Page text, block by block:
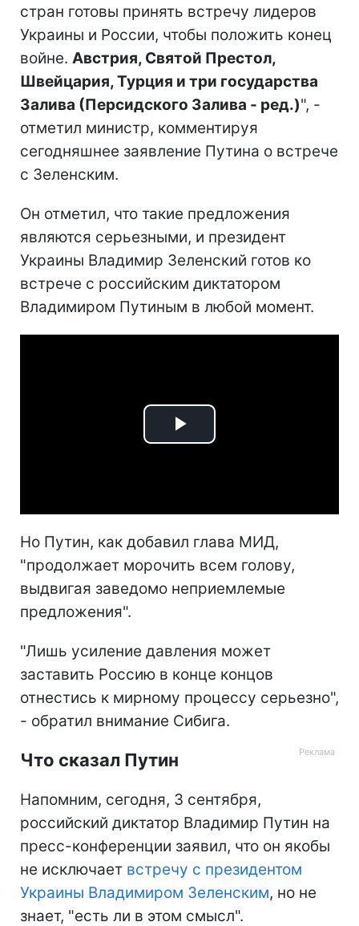
стран готовы принять встречу лидеров
Украины и России, чтобы положить конец
войне. Австрия, Святой Престол,
Швейцария, Турция и три государства
Залива (Персидского Залива - ред.)", -
отметил министр, комментируя
сегодняшнее заявление Путина о встрече
с Зеленским.
Он отметил, что такие предложения
являются серьезными, и президент
Украины Владимир Зеленский готов ко
встрече с российским диктатором
Владимиром Путиным в любой момент.
Play
Но Путин, как добавил глава МИД,
"продолжает морочить всем голову,
выдвигая заведомо неприемлемые
предложения".
"Лишь усиление давления может
заставить Россию в конце концов
отнестись к мирному процессу серьезно",
- обратил внимание Сибига.
Что сказал Путин
Напомним, сегодня, 3 сентября,
российский диктатор Владимир Путин на
пресс-конференции заявил, что он якобы
не исключает встречу с президентом
Украины Владимиром Зеленским, но не
знает, "есть ли в этом смысл".